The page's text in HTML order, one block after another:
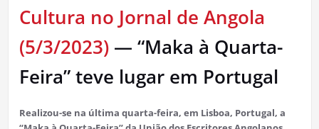
Cultura no Jornal de Angola
(5/3/2023)— “Maka à Quarta-
Feira” teve lugar em Portugal
Realizou-se na última quarta-feira, em Lisboa, Portugal, a